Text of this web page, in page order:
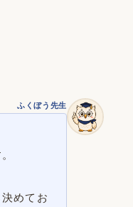
ふくぼう先生
めてお